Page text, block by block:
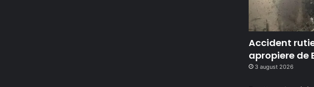
Accident
apropiere de
3 august 2026